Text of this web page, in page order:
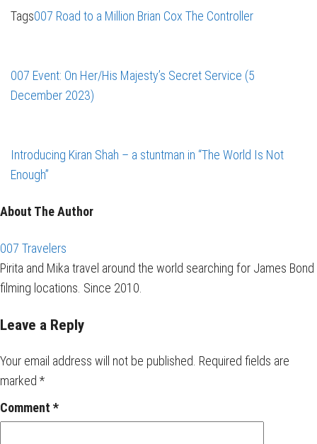
Tags007 Road to a Million Brian Cox The Controller
007 Event: On Her/His Majesty’s Secret Service (5
December 2023)
Introducing Kiran Shah – a stuntman in “The World Is Not
Enough”
About The Author
007 Travelers
Pirita and Mika travel around the world searching for James Bond
filming locations. Since 2010.
Leave a Reply
Your email address will not be published. Required fields are
marked *
Comment *